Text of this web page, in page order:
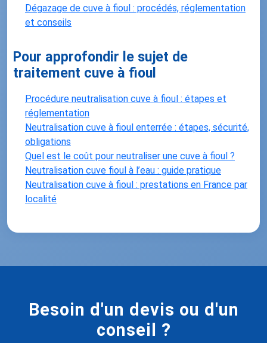
Dégazage de cuve à fioul : procédés, réglementation
et conseils
Pour approfondir le sujet de
traitement cuve à fioul
Procédure neutralisation cuve à fioul : étapes et
réglementation
Neutralisation cuve à fioul enterrée : étapes, sécurité,
obligations
Quel est le coût pour neutraliser une cuve à fioul ?
Neutralisation cuve fioul à l’eau : guide pratique
Neutralisation cuve à fioul : prestations en France par
localité
Besoin d'un devis ou d'un
conseil ?